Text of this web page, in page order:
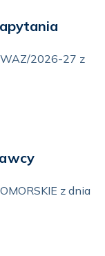
2026-27 z
z dnia